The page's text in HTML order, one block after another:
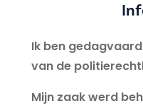
Ik ben
van de
Mijn zaak werd